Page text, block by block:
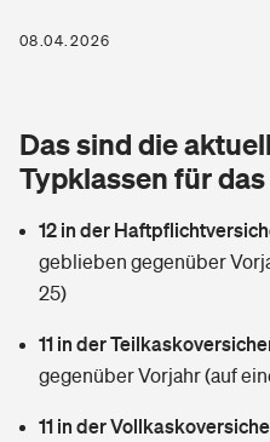
Zur Übersicht
Tools
Wer versichert was: Jetzt
Sie haben Fragen?
Glasversicherung
Mietkautionsversicherung
Restkreditversicherung
Kinderunfall­ver­si­che­rung
Kinderinvalidität
Hundehalter-Haftpflicht
Private Krankenversicherung
Dread-Disease-Versicherung
Tierkrankenversicherung
Zur Übersicht
Tools
08.04.2026
Das sind die
Typklassen für
12 in der
geblieben gegenüber
25)
11 in der
gegenüber Vorjahr (auf
11 in der